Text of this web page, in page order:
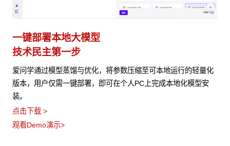
一键部署本地大模型
技术民主第一步
爱问学通过模型蒸馏与优化，将参数压缩至可本地运行的轻量化
版本，用户仅需一键部署，即可在个人PC上完成本地化模型安
装。
点击下载 >
观看Demo演示>